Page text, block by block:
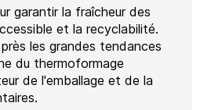
garantir la fraîcheur des
et la recyclabilité.
les grandes tendances
du thermoformage
de l'emballage et de la